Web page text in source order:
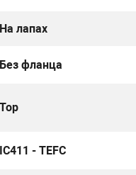
На лапах
Без фланца
Top
IC411 - TEFC